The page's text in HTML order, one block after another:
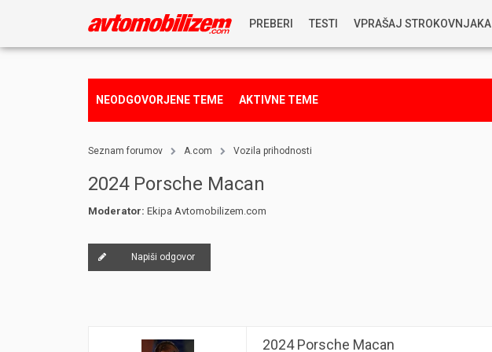
PREBERI
NAGRADNA IGRA
TESTI VPRAŠAJ STROKOVNJAKA
KOSTJA PRIHODA
NEODGOVORJENE TEME AKTIVNE TEME
Seznam forumov A.com Vozila prihodnosti
2024 Porsche Macan
Moderator: Ekipa Avtomobilizem.com
Napiši odgovor
2024 Porsche Macan